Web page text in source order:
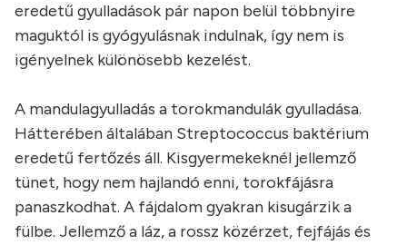
eredetű gyulladások pár napon belül többnyire
maguktól is gyógyulásnak indulnak, így nem is
igényelnek különösebb kezelést.
A mandulagyulladás a torokmandulák gyulladása.
Hátterében általában Streptococcus baktérium
eredetű fertőzés áll. Kisgyermekeknél jellemző
tünet, hogy nem hajlandó enni, torokfájásra
panaszkodhat. A fájdalom gyakran kisugárzik a
fülbe. Jellemző a láz, a rossz közérzet, fejfájás és